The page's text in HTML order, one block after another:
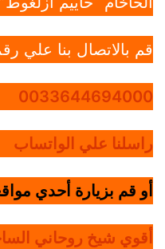
قم بالاتصال بنا علي
0033644694000
راسلنا علي الواتساب
أو قم بزيارة أحدي
أقوي شيخ روحاني